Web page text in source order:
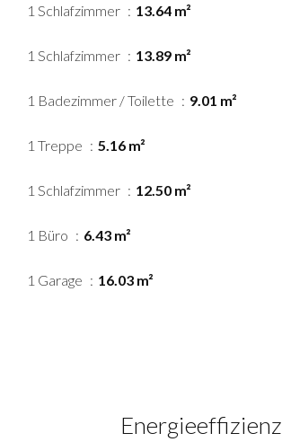
1 Schlafzimmer 13.64 m²
1 Schlafzimmer 13.89 m²
1 Badezimmer / Toilette 9.01 m²
1 Treppe 5.16 m²
1 Schlafzimmer 12.50 m²
1 Büro 6.43 m²
1 Garage 16.03 m²
Energieeffizienz